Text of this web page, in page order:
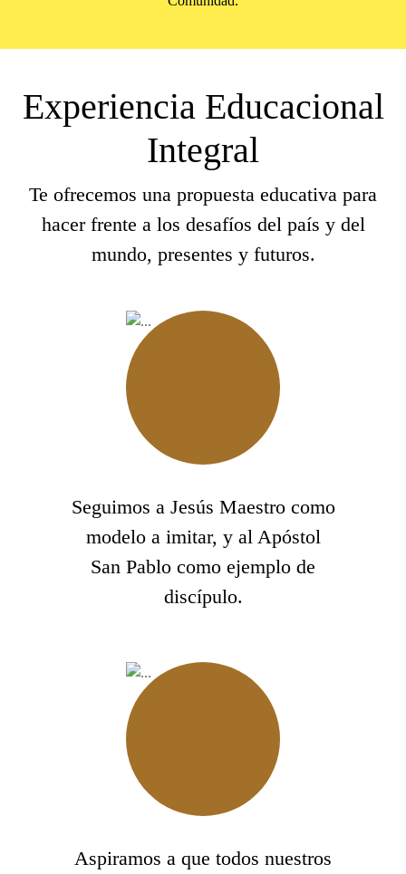
Experiencia Educacional
Integral
Te ofrecemos una propuesta educativa para
hacer frente a los desafíos del país y del
mundo, presentes y futuros.
Seguimos a Jesús Maestro como
modelo a imitar, y al Apóstol
San Pablo como ejemplo de
discípulo.
Aspiramos a que todos nuestros